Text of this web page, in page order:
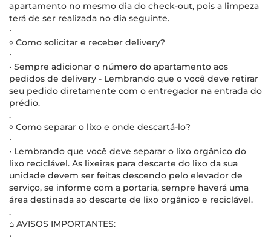
apartamento no mesmo dia do check-out, pois a limpeza
terá de ser realizada no dia seguinte.
∙
◊ Como solicitar e receber delivery?
∙
• Sempre adicionar o número do apartamento aos
pedidos de delivery - Lembrando que o você deve retirar
seu pedido diretamente com o entregador na entrada do
prédio.
.
◊ Como separar o lixo e onde descartá-lo?
∙
• Lembrando que você deve separar o lixo orgânico do
lixo reciclável. As lixeiras para descarte do lixo da sua
unidade devem ser feitas descendo pelo elevador de
serviço, se informe com a portaria, sempre haverá uma
área destinada ao descarte de lixo orgânico e reciclável.
.
⌂ AVISOS IMPORTANTES:
∙